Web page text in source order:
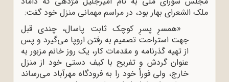
ملک الشعرای بهار بود، در مراسم مهمانی منزل خود گفت:
«همسرِ پسرِ کوچک ثابت پاسال، چندی قبل
جهت استراحت تصمیم به رفتن اروپا می‌گیرد و پس
از تهیه گذرنامه و مقدمات کار، یک روز خانم مزبور به
عنوان گردش و تفریح با کیف دستی خود از منزل
خارج، ولی فوراً خود را به فرودگاه مهرآباد می‌رساند